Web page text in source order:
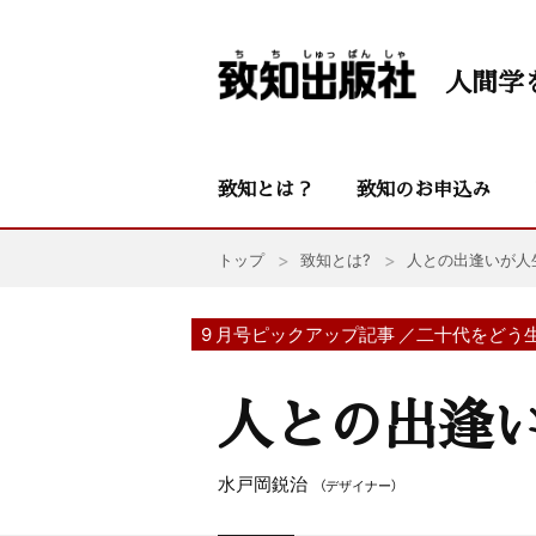
人間学
致知とは？ 致知のお申込み
トップ 致知とは? 人との出逢いが
9 月号ピックアップ記事 ／二十代をどう
人との出逢
水戸岡鋭治 （デザイナー）